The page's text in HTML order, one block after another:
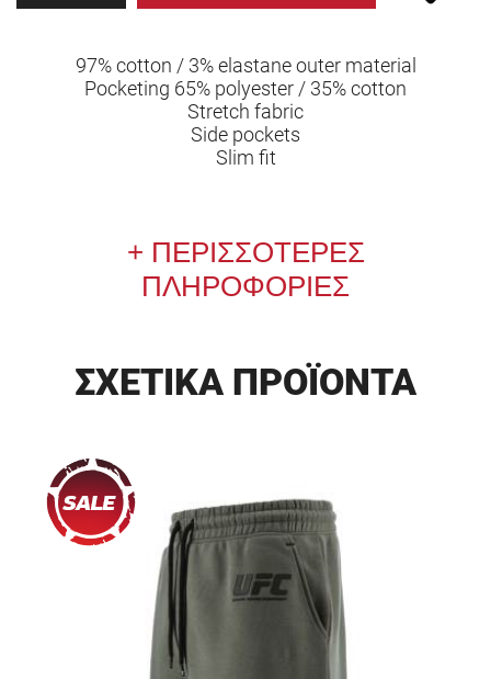
97% cotton / 3% elastane outer material
Pocketing 65% polyester / 35% cotton
Stretch fabric
Side pockets
Slim fit
ΠΛΗΡΟΦΟΡΙΕΣ
ΣΧΕΤΙΚΑ ΠΡΟΪΟΝΤΑ